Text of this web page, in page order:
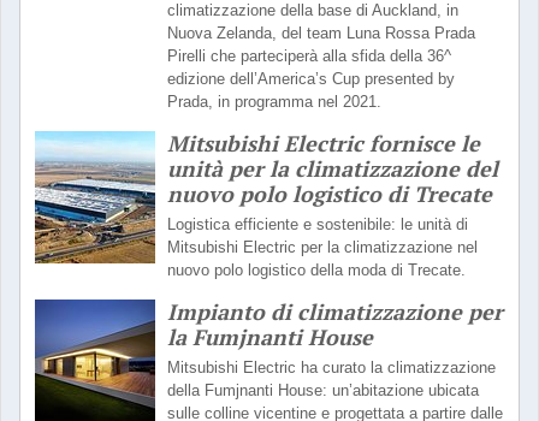
climatizzazione della base di Auckland, in
Nuova Zelanda, del team Luna Rossa Prada
Pirelli che parteciperà alla sfida della 36^
edizione dell’America’s Cup presented by
Prada, in programma nel 2021.
Mitsubishi Electric fornisce le
unità per la climatizzazione del
nuovo polo logistico di Trecate
Logistica efficiente e sostenibile: le unità di
Mitsubishi Electric per la climatizzazione nel
nuovo polo logistico della moda di Trecate.
Impianto di climatizzazione per
la Fumjnanti House
Mitsubishi Electric ha curato la climatizzazione
della Fumjnanti House: un’abitazione ubicata
sulle colline vicentine e progettata a partire dalle